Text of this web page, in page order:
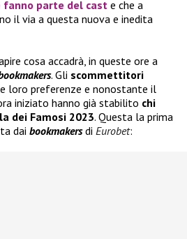
fanno parte del cast e che a
il via a questa nuova e inedita
cosa accadrà, in queste ore a
. Gli scommettitori
loro preferenze e nonostante il
iniziato hanno già stabilito chi
dei Famosi 2023. Questa la prima
dai bookmakersdi Eurobet: